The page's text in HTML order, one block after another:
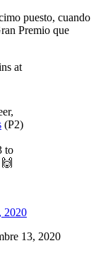
puesto, cuando
Premio que
at
(P2)
to
2020
13, 2020